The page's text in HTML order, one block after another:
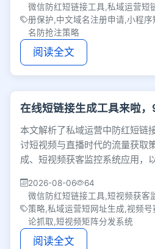
微信防红短链接工具,私域运营短
册保护,中文域名注册申请,小程
名防抢注策略
阅读全文
在线短链接生成工具来啦
本文解析了私域运营中防红短链
讨短视频与直播时代的流量获取
成、短视频获客监控系统应用，
2026-08-06
64
微信防红短链接工具,短视频获客
策略,私域运营短网址生成,视频
论抓取,短视频矩阵分发系统
阅读全文